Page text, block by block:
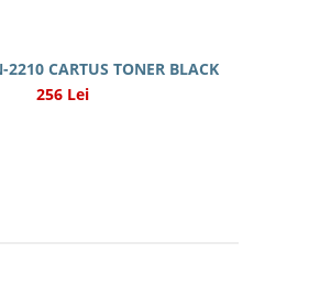
2210 CARTUS TONER BLACK
256 Lei